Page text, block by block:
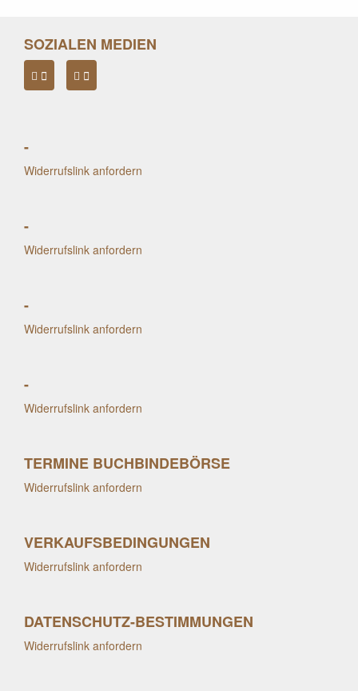
SOZIALEN MEDIEN
-
Widerrufslink anfordern
-
Widerrufslink anfordern
-
Widerrufslink anfordern
-
Widerrufslink anfordern
TERMINE BUCHBINDEBÖRSE
Widerrufslink anfordern
VERKAUFSBEDINGUNGEN
Widerrufslink anfordern
DATENSCHUTZ-BESTIMMUNGEN
Widerrufslink anfordern